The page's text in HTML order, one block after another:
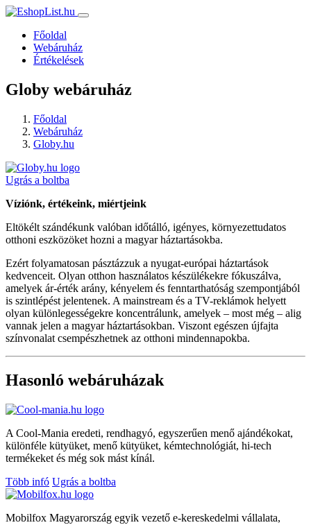
Főoldal
Webáruház
Értékelések
Globy webáruház
Főoldal
Webáruház
Globy.hu
Ugrás a boltba
Víziónk, értékeink, miértjeink
Eltökélt szándékunk valóban időtálló, igényes, környezettudatos
otthoni eszközöket hozni a magyar háztartásokba.
Ezért folyamatosan pásztázzuk a nyugat-európai háztartások
kedvenceit. Olyan otthon használatos készülékekre fókuszálva,
amelyek ár-érték arány, kényelem és fenntarthatóság szempontjából
is szintlépést jelentenek. A mainstream és a TV-reklámok helyett
olyan különlegességekre koncentrálunk, amelyek – most még – alig
vannak jelen a magyar háztartásokban. Viszont egészen újfajta
színvonalat csempészhetnek az otthoni mindennapokba.
Hasonló webáruházak
A Cool-Mania eredeti, rendhagyó, egyszerűen menő ajándékokat,
különféle kütyüket, menő kütyüket, kémtechnológiát, hi-tech
termékeket és még sok mást kínál.
Több infó Ugrás a boltba
Mobilfox Magyarország egyik vezető e-kereskedelmi vállalata,